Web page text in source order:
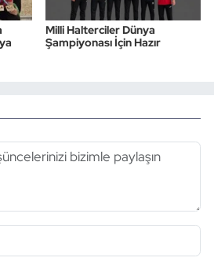
Milli Halterciler Dünya
Şampiyonası İçin Hazır